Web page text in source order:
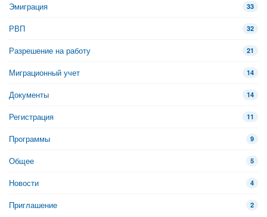
Эмиграция 33
РВП 32
Разрешение на работу 21
Миграционный учет 14
Документы 14
Регистрация 11
Программы 9
Общее 5
Новости 4
Приглашение 2